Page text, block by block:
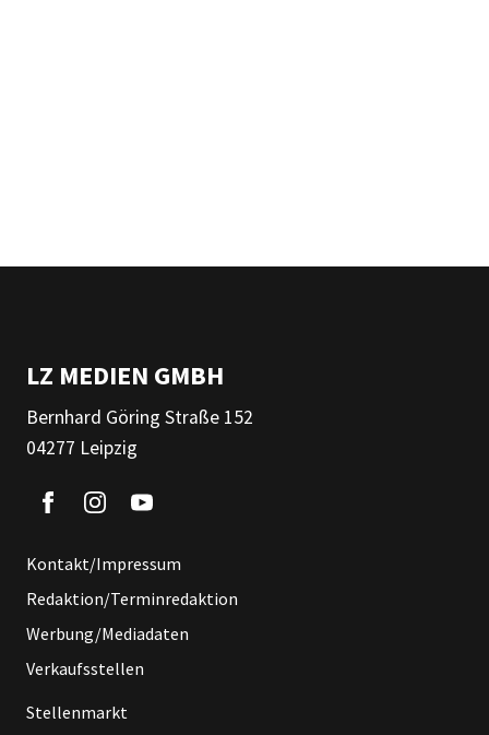
LZ MEDIEN GMBH
Bernhard Göring Straße 152
04277 Leipzig
Kontakt/Impressum
Redaktion/Terminredaktion
Werbung/Mediadaten
Verkaufsstellen
Stellenmarkt